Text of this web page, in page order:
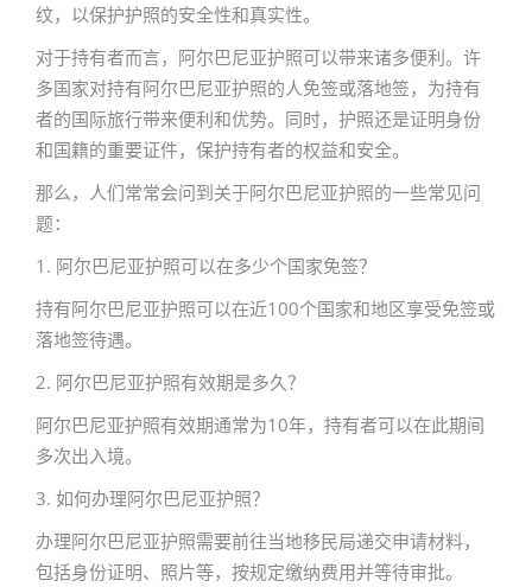
纹，以保护护照的安全性和真实性。
对于持有者而言，阿尔巴尼亚护照可以带来诸多便利。许
多国家对持有阿尔巴尼亚护照的人免签或落地签，为持有
者的国际旅行带来便利和优势。同时，护照还是证明身份
和国籍的重要证件，保护持有者的权益和安全。
那么，人们常常会问到关于阿尔巴尼亚护照的一些常见问
题：
1. 阿尔巴尼亚护照可以在多少个国家免签？
持有阿尔巴尼亚护照可以在近100个国家和地区享受免签或
落地签待遇。
2. 阿尔巴尼亚护照有效期是多久？
阿尔巴尼亚护照有效期通常为10年，持有者可以在此期间
多次出入境。
3. 如何办理阿尔巴尼亚护照？
办理阿尔巴尼亚护照需要前往当地移民局递交申请材料，
包括身份证明、照片等，按规定缴纳费用并等待审批。